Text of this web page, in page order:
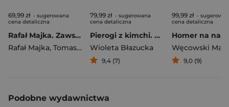
69,99 zł - sugerowana
cena detaliczna
Rafał Majka. Zawsze z przodu. Rozmawia Tomasz Kalemba - książka z autografem
Rafał Majka, Tomasz Kalemba
79,99 zł - sugerowana
cena detaliczna
Pierogi z kimchi. Moje ulubione azjatyckie przepisy
Wioleta Błazucka
9,4 (7)
99,99 zł -
cena detaliczna
Węcowski
9,0 (9)
Podobne wydawnictwa